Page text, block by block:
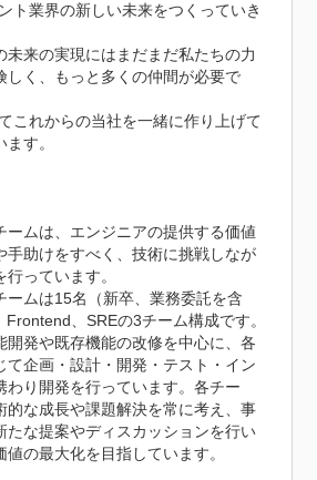
ト業界の新しい未来をつくっていき
未来の実現にはまだまだ私たちの力
しく、もっと多くの仲間が必要で
これからの当社を一緒に作り上げて
す。
ームは、エンジニアの提供する価値
手助けをすべく、技術に挑戦しなが
っています。
ームは15名（新卒、業務委託を含
、SREの3チーム構成です。
開発や既存機能の改修を中心に、各
て企画・設計・開発・テスト・イン
わり開発を行っています。各チー
的な成長や課題解決を常に考え、事
たな提案やディスカッションを行い
の最大化を目指しています。